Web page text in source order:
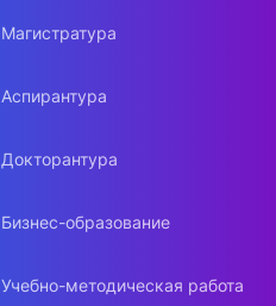
Магистратура
Аспирантура
Докторантура
Бизнес-образование
Учебно-методическая работа